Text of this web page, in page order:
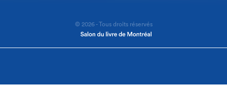
© 2026 - Tous droits réservés